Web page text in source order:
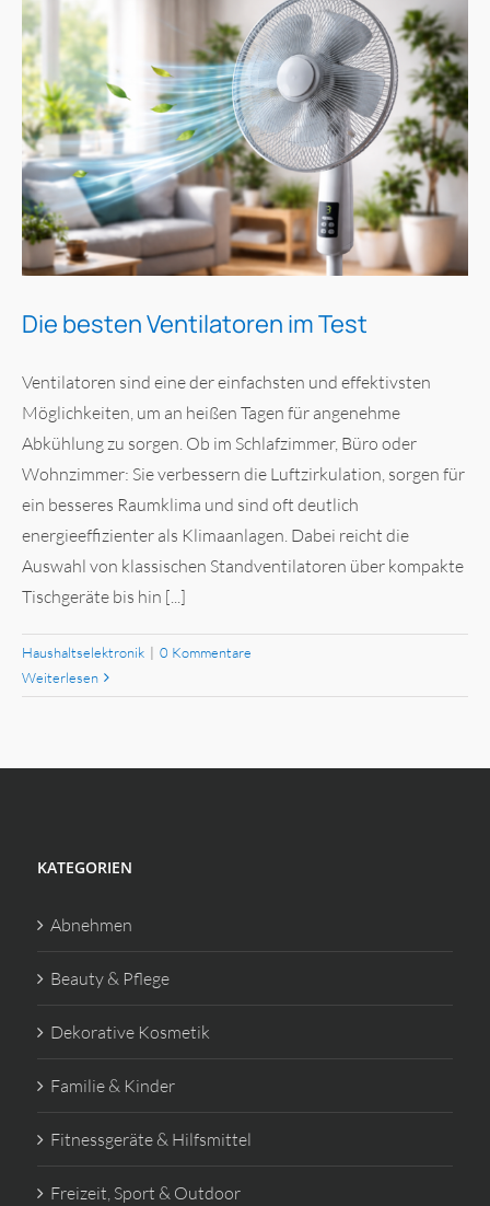
Die besten Ventilatoren im Test
Ventilatoren sind eine der einfachsten und effektivsten
Möglichkeiten, um an heißen Tagen für angenehme
Abkühlung zu sorgen. Ob im Schlafzimmer, Büro oder
Wohnzimmer: Sie verbessern die Luftzirkulation, sorgen für
ein besseres Raumklima und sind oft deutlich
energieeffizienter als Klimaanlagen. Dabei reicht die
Auswahl von klassischen Standventilatoren über kompakte
Tischgeräte bis hin [...]
Haushaltselektronik | 0 Kommentare
Weiterlesen
KATEGORIEN
Abnehmen
Beauty & Pflege
Dekorative Kosmetik
Familie & Kinder
Fitnessgeräte & Hilfsmittel
Freizeit, Sport & Outdoor